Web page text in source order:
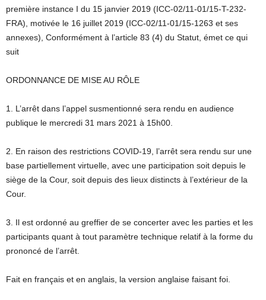
première instance I du 15 janvier 2019 (ICC-02/11-01/15-T-232-
FRA), motivée le 16 juillet 2019 (ICC-02/11-01/15-1263 et ses
annexes), Conformément à l’article 83 (4) du Statut, émet ce qui
suit
ORDONNANCE DE MISE AU RÔLE
1. L’arrêt dans l’appel susmentionné sera rendu en audience
publique le mercredi 31 mars 2021 à 15h00.
2. En raison des restrictions COVID-19, l’arrêt sera rendu sur une
base partiellement virtuelle, avec une participation soit depuis le
siège de la Cour, soit depuis des lieux distincts à l’extérieur de la
Cour.
3. Il est ordonné au greffier de se concerter avec les parties et les
participants quant à tout paramètre technique relatif à la forme du
prononcé de l’arrêt.
Fait en français et en anglais, la version anglaise faisant foi.